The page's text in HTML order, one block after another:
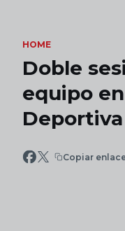
HOME
Doble
equipo
Deportiva
Copiar